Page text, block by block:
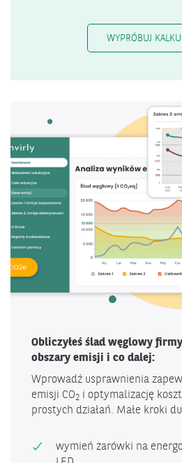
WYPRÓBUJ
Obliczyłeś ślad węglowy
obszary emisji i co dalej:
Wprowadź usprawnienia
emisji CO2 i optymalizację
prostych działań. Małe kroki
wymień żarówki na